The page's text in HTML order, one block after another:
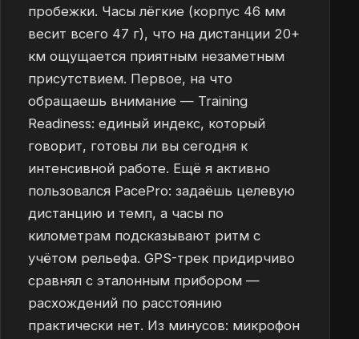
пробежки. Часы лёгкие (корпус 46 мм
весит всего 47 г), что на дистанции 20+
км ощущается приятным незаметным
присутствием. Первое, на что
обращаешь внимание — Training
Readiness: единый индекс, который
говорит, готовы ли вы сегодня к
интенсивной работе. Ещё я активно
пользовался PacePro: задаёшь целевую
дистанцию и темп, а часы по
километрам подсказывают ритм с
учётом рельефа. GPS-трек придирчиво
сравнял с эталонным прибором —
расхождений по расстоянию
практически нет. Из минусов: микрофон